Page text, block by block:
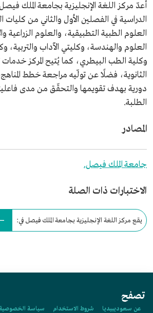
أعدّ مركز اللغة الإنجليزية بجامعة الملك
الدراسية في الفصلين الأول والثاني من
العلوم الطبية التطبيقية، والعلوم الزراعية
العلوم والهندسة، وكليتي الآداب والتربية،
وكلية الطب البيطري، كما يُتيح المركز خدمات
الثانوية، فضلًا عن تولّيه مراجعة خطط
دورية بهدف تقويمها والتحقّق من مدى
الطلبة.
المصادر
جامعة الملك فيصل.
الاختبارات ذات الصلة
يقع مركز اللغة الإنجليزية بجامعة الملك فيصل في:
تصفح
عن سعوديبيديا شروط الاستخدام سياسة